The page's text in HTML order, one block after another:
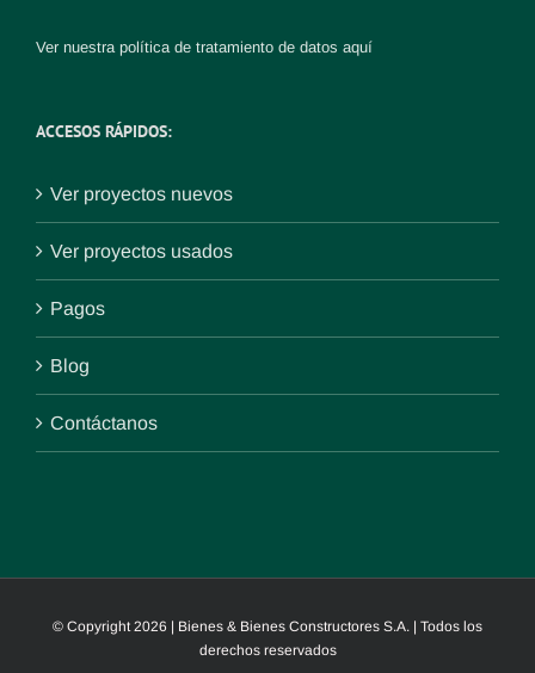
Ver nuestra política de tratamiento de datos aquí
ACCESOS RÁPIDOS:
Ver proyectos nuevos
Ver proyectos usados
Pagos
Blog
Contáctanos
© Copyright 2026 | Bienes & Bienes Constructores S.A. | Todos los
derechos reservados